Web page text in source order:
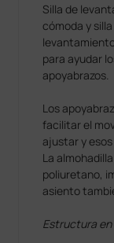
Silla de
cómoda y
para ayudar
apoyabrazos.
Los
facilitar el
ajustar y
La
poliuretano,
asiento
Estructura en